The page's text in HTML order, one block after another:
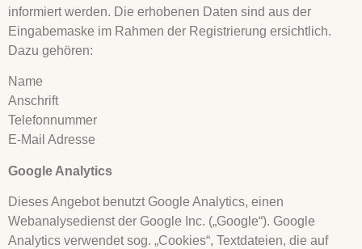
informiert werden. Die erhobenen Daten sind aus der
Eingabemaske im Rahmen der Registrierung ersichtlich.
Dazu gehören:
Name
Anschrift
Telefonnummer
E-Mail Adresse
Google Analytics
Dieses Angebot benutzt Google Analytics, einen
Webanalysedienst der Google Inc. („Google“). Google
Analytics verwendet sog. „Cookies“, Textdateien, die auf